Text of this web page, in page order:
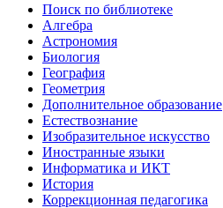
Поиск по библиотеке
Алгебра
Астрономия
Биология
География
Геометрия
Дополнительное образование
Естествознание
Изобразительное искусство
Иностранные языки
Информатика и ИКТ
История
Коррекционная педагогика